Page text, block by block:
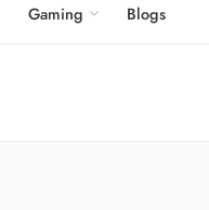
Gaming Blogs